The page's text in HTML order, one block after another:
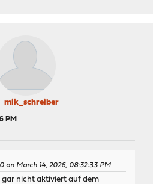
mik_schreiber
PM
on March 14, 2026, 08:32:33 PM
gar nicht aktiviert auf dem